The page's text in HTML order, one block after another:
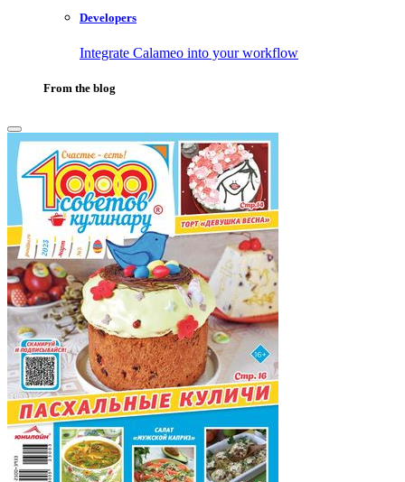
Developers
Integrate Calameo into your workflow
From the blog